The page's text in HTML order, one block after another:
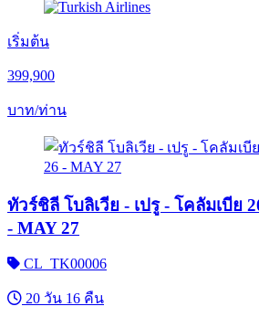
เริ่มต้น
399,900
บาท/ท่าน
ทัวร์ชิลี โบลิเวีย - เปรู - โคลัมเบีย
- MAY 27
CL_TK00006
20 วัน 16 คืน